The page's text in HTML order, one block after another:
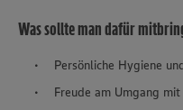
Was sollte man dafür
Persönliche Hygiene
Freude am Umgang